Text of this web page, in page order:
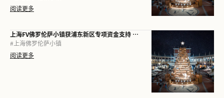
阅读更多
上海FV佛罗伦萨小镇获浦东新区专项资金支持 树立国际消费中心建设新标杆
# 上海佛罗伦萨小镇
阅读更多